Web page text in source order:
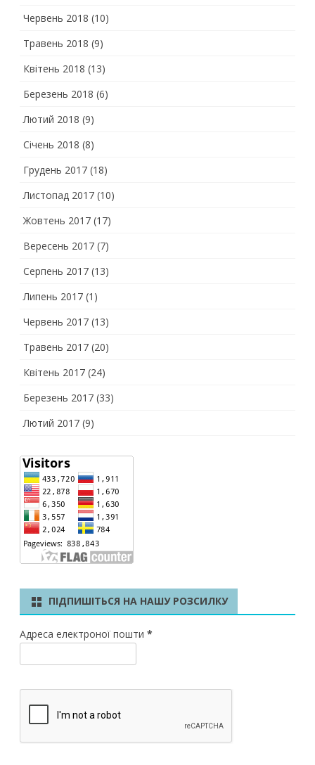
Червень 2018 (10)
Травень 2018 (9)
Квітень 2018 (13)
Березень 2018 (6)
Лютий 2018 (9)
Січень 2018 (8)
Грудень 2017 (18)
Листопад 2017 (10)
Жовтень 2017 (17)
Вересень 2017 (7)
Серпень 2017 (13)
Липень 2017 (1)
Червень 2017 (13)
Травень 2017 (20)
Квітень 2017 (24)
Березень 2017 (33)
Лютий 2017 (9)
ПІДПИШІТЬСЯ НА НАШУ РОЗСИЛКУ
Адреса електроної пошти *